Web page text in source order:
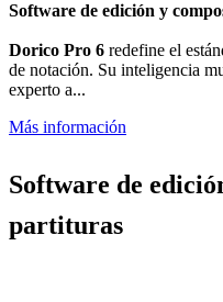
Software de edición y
Dorico Pro 6 redefine el
de notación. Su inteligencia
experto a...
Más información
Software de
partituras